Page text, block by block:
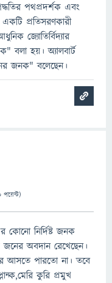
পথপ্রদর্শক এবং
একটি প্রতিসরণকারী
জ্যোতির্বিদ্যার
বলা হয়। অ্যালবার্ট
জনক" বলেছেন।
পয়েন্ট)
কোনো নির্দিষ্ট জনক
জনের অবদান রেখেছেন।
আসতে পারতো না। তবে
কুরি প্রমুখ